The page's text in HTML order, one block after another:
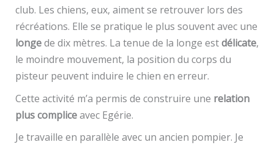
club. Les chiens, eux, aiment se retrouver lors des
récréations. Elle se pratique le plus souvent avec une
longede dix mètres. La tenue de la longe estdélicate,
le moindre mouvement, la position du corps du
pisteur peuvent induire le chien en erreur.
Cette activité m’a permis de construire une relation
plus compliceavec Egérie.
Je travaille en parallèle avec un ancien pompier. Je